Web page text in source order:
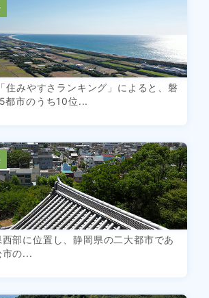
住みやすさランキング」によると、磐
都市のうち10位...
部に位置し、静岡県の二大都市であ
市の...